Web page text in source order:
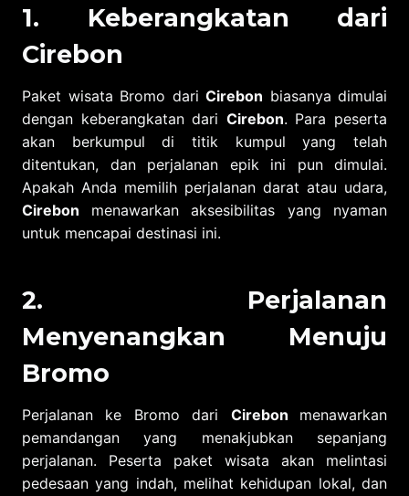
1. Keberangkatan dari
Cirebon
Paket wisata Bromo dari Cirebon biasanya dimulai
dengan keberangkatan dari Cirebon. Para peserta
akan berkumpul di titik kumpul yang telah
ditentukan, dan perjalanan epik ini pun dimulai.
Apakah Anda memilih perjalanan darat atau udara,
Cirebon menawarkan aksesibilitas yang nyaman
untuk mencapai destinasi ini.
2. Perjalanan
Menyenangkan Menuju
Bromo
Perjalanan ke Bromo dari Cirebon menawarkan
pemandangan yang menakjubkan sepanjang
perjalanan. Peserta paket wisata akan melintasi
pedesaan yang indah, melihat kehidupan lokal, dan